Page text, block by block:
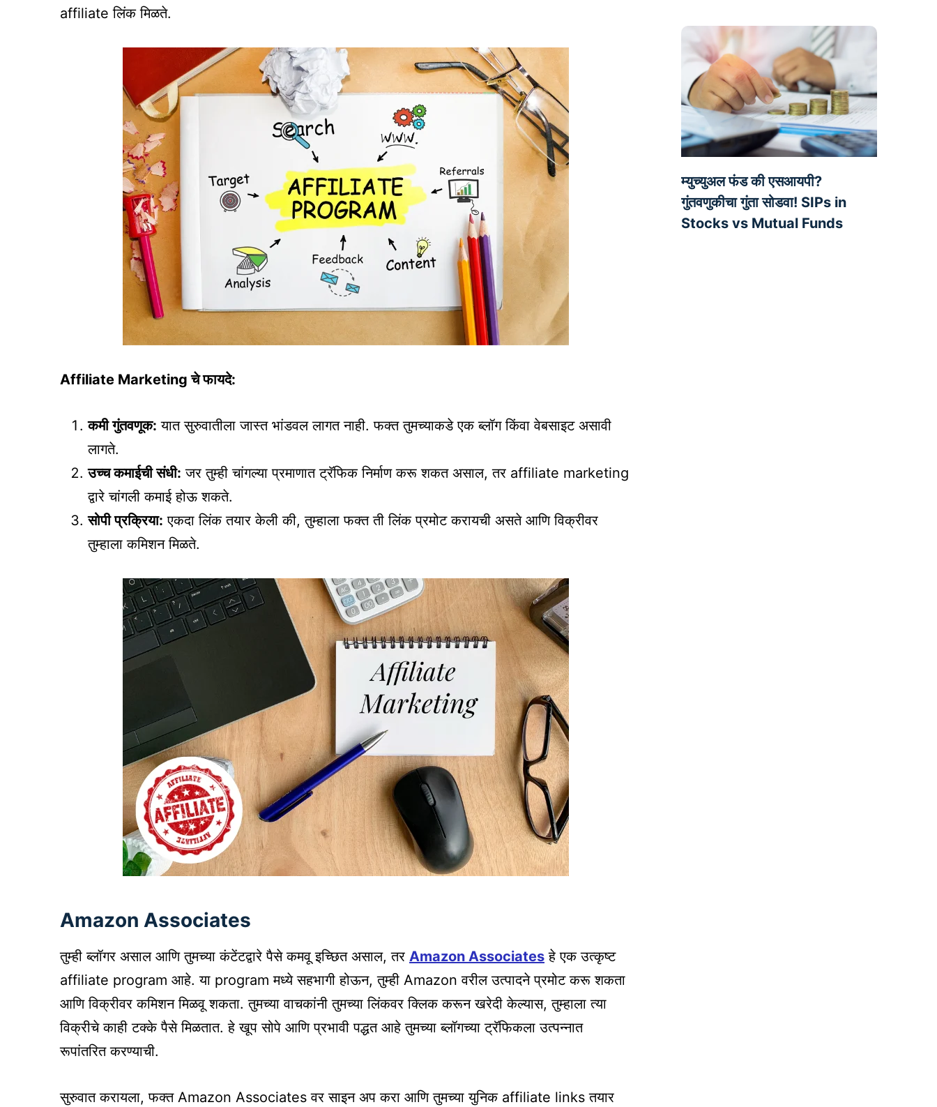
affiliate लिंक मिळते.
Affiliate Marketing चे फायदे:
कमी गुंतवणूक: यात सुरुवातीला जास्त भांडवल लागत नाही. फक्त तुमच्याकडे एक ब्लॉग किंवा वेबसाइट असावी
लागते.
उच्च कमाईची संधी: जर तुम्ही चांगल्या प्रमाणात ट्रॅफिक निर्माण करू शकत असाल, तर affiliate marketing
द्वारे चांगली कमाई होऊ शकते.
सोपी प्रक्रिया: एकदा लिंक तयार केली की, तुम्हाला फक्त ती लिंक प्रमोट करायची असते आणि विक्रीवर
तुम्हाला कमिशन मिळते.
Amazon Associates
तुम्ही ब्लॉगर असाल आणि तुमच्या कंटेंटद्वारे पैसे कमवू इच्छित असाल, तर Amazon Associates हे एक उत्कृष्ट
affiliate program आहे. या program मध्ये सहभागी होऊन, तुम्ही Amazon वरील उत्पादने प्रमोट करू शकता
आणि विक्रीवर कमिशन मिळवू शकता. तुमच्या वाचकांनी तुमच्या लिंकवर क्लिक करून खरेदी केल्यास, तुम्हाला त्या
विक्रीचे काही टक्के पैसे मिळतात. हे खूप सोपे आणि प्रभावी पद्धत आहे तुमच्या ब्लॉगच्या ट्रॅफिकला उत्पन्नात
रूपांतरित करण्याची.
सुरुवात करायला, फक्त Amazon Associates वर साइन अप करा आणि तुमच्या युनिक affiliate links तयार
म्युच्युअल फंड की एसआयपी?
गुंतवणुकीचा गुंता सोडवा! SIPs in
Stocks vs Mutual Funds